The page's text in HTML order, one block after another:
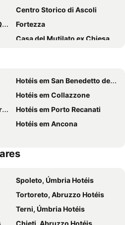
Centro Storico di Ascoli
Fortezza
Casa del Mutilato ex Chiesa di S. Maria della Misericordia
Spiaggia Giulianova Lido
Martinsicuro Lido
Hotéis em San Benedetto del Tronto
Hotéis em Collazzone
Hotéis em Porto Recanati
Hotéis em Ancona
Spoleto, Úmbria Hotéis
Tortoreto, Abruzzo Hotéis
Terni, Úmbria Hotéis
Chieti, Abruzzo Hotéis